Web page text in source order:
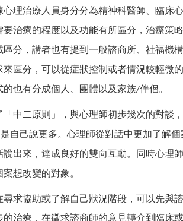
心理治療人員身分分為精神科醫師、臨床
要治療的程度以及功能有所區分，治療策
區分，講者也有提到一般諮商所、社福機
來區分，可以從症狀控制或者情況較輕微
的也有分成個人、團體以及家族/伴侶。
「中二原則」，與心理師初步幾次的對談
是自己說更多。心理師從對話中更加了解
說出來，達成良好的雙向互動。同時心理
想改變的對象。
尋求協助或了解自己狀況階段，可以先與
的治療，在徵求諮商師的意見轉介到臨床